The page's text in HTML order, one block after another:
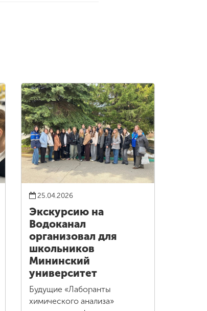
25.04.2026
Экскурсию на
Водоканал
организовал для
школьников
Мининский
университет
Будущие «Лаборанты
химического анализа»